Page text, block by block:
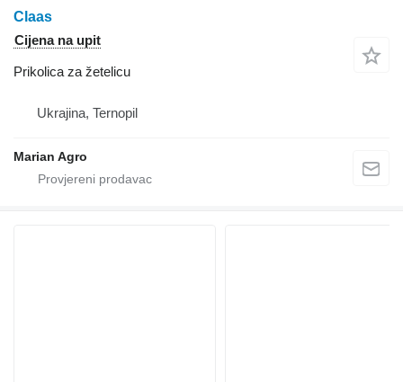
Claas
Cijena na upit
Prikolica za žetelicu
Ukrajina, Ternopil
Marian Agro